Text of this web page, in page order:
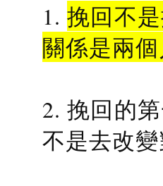
1.挽回不
關係是兩
2. 挽回的
不是去改變